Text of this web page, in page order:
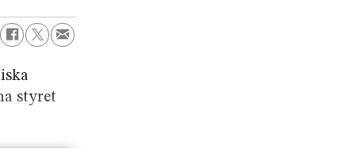
styret